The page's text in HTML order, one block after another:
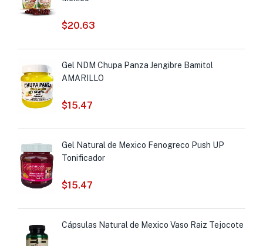
$20.63
Gel NDM Chupa Panza Jengibre Bamitol
AMARILLO
$15.47
Gel Natural de Mexico Fenogreco Push UP
Tonificador
$15.47
Cápsulas Natural de Mexico Vaso Raiz Tejocote